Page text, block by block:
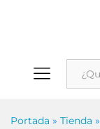
Portada » Tienda »